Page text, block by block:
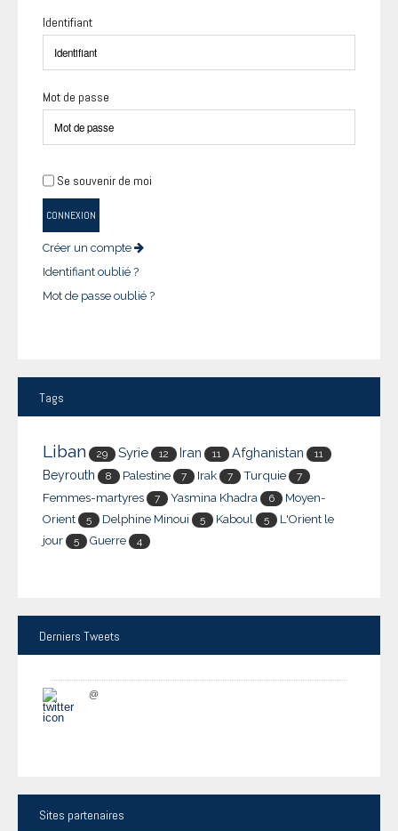
Identifiant
Mot de passe
Se souvenir de moi
CONNEXION
Créer un compte
Identifiant oublié ?
Mot de passe oublié ?
Tags
Liban 29 Syrie 12 Iran 11 Afghanistan 11
Beyrouth 8 Palestine 7 Irak 7 Turquie 7
Femmes-martyres 7 Yasmina Khadra 6
Moyen-
Orient
5 Delphine Minoui 5 Kaboul 5
L'Orient le
jour
5 Guerre 4
Derniers Tweets
@
Sites partenaires